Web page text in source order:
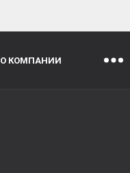
О КОМПАНИИ